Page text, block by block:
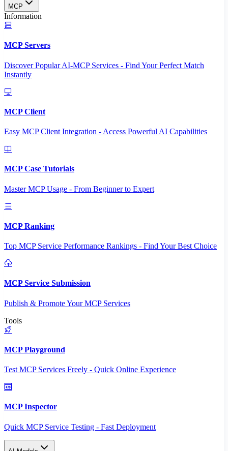
MCP
Information
MCP Servers
Discover Popular AI-MCP Services - Find Your Perfect Match
Instantly
MCP Client
Easy MCP Client Integration - Access Powerful AI Capabilities
MCP Case Tutorials
Master MCP Usage - From Beginner to Expert
MCP Ranking
Top MCP Service Performance Rankings - Find Your Best Choice
MCP Service Submission
Publish & Promote Your MCP Services
Tools
MCP Playground
Test MCP Services Freely - Quick Online Experience
MCP Inspector
Quick MCP Service Testing - Fast Deployment